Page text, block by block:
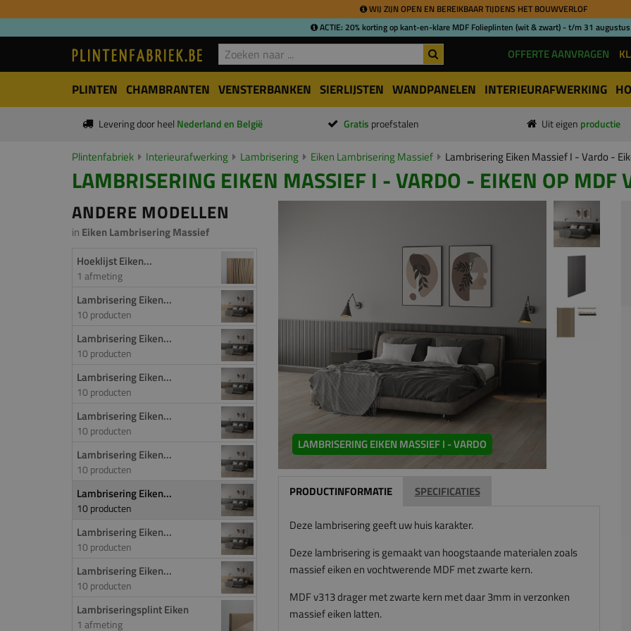
WIJ ZIJN OPEN EN BEREIKBAAR TIJDENS HET BOUWVERLOF
ACTIE: 20% korting op kant-en-klare MDF Folieplinten (wit & zwart) - t/m 31
OFFERTE AANVRAGEN
PLINTEN CHAMBRANTEN VENSTERBANKEN SIERLIJSTEN WANDPANELEN INTERIEURAFWERKING
Levering door heel Nederland en België Gratis proefstalen Uit eigen productie
Plintenfabriek Interieurafwerking Lambrisering Eiken Lambrisering Massief Lambrisering Eiken Massief I - Vardo -
LAMBRISERING EIKEN MASSIEF I - VARDO - EIKEN OP
ANDERE MODELLEN
in Eiken Lambrisering Massief
Hoeklijst Eiken...
1 afmeting
Lambrisering Eiken...
10 producten
Lambrisering Eiken...
10 producten
Lambrisering Eiken...
10 producten
Lambrisering Eiken...
10 producten
Lambrisering Eiken...
10 producten
Lambrisering Eiken...
10 producten
Lambrisering Eiken...
10 producten
Lambrisering Eiken...
10 producten
Lambriseringsplint Eiken
1 afmeting
LAMBRISERING EIKEN MASSIEF I - VARDO
PRODUCTINFORMATIE SPECIFICATIES
Deze lambrisering geeft uw huis karakter.
Deze lambrisering is gemaakt van hoogstaande materialen zoals
massief eiken en vochtwerende MDF met zwarte kern.
MDF v313 drager met zwarte kern met daar 3mm in verzonken
massief eiken latten.